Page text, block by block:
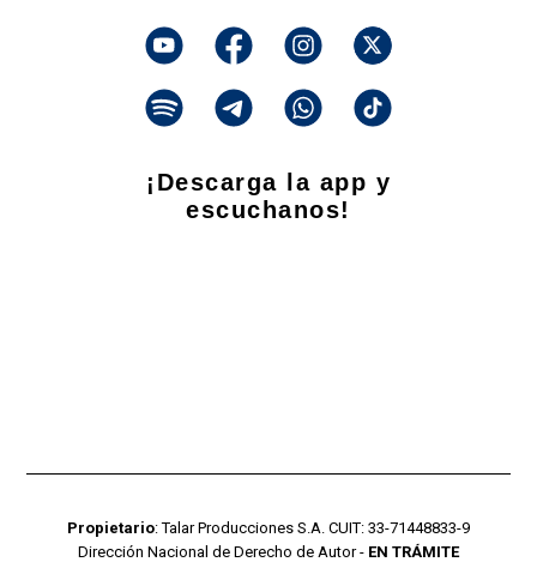
¡Descarga la app y
escuchanos!
Propietario: Talar Producciones S.A. CUIT: 33-71448833-9
Dirección Nacional de Derecho de Autor - EN TRÁMITE